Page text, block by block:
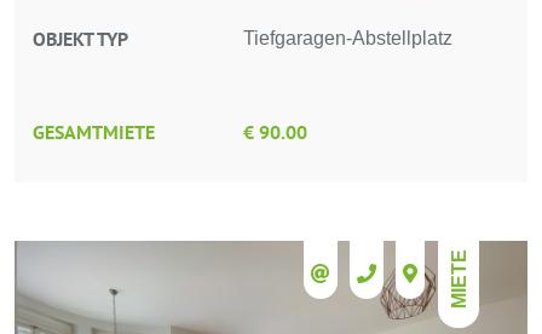
OBJEKT TYP Tiefgaragen-Abstellplatz
GESAMTMIETE € 90.00
MIETE